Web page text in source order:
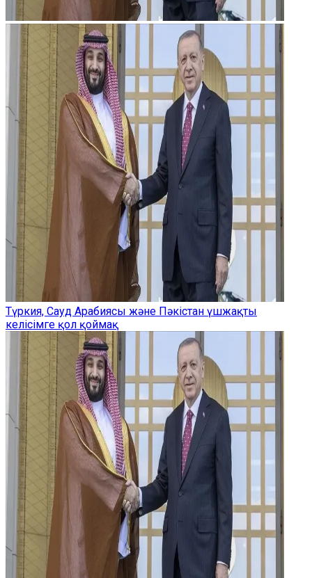
Түркия, Сауд Арабиясы және Пәкістан үшжақты
келісімге қол қоймақ